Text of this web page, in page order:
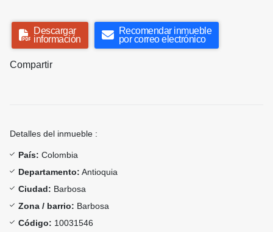
Descargar
información
Recomendar inmueble
por correo electrónico
Compartir
Detalles del inmueble :
País: Colombia
Departamento: Antioquia
Ciudad: Barbosa
Zona / barrio: Barbosa
Código: 10031546